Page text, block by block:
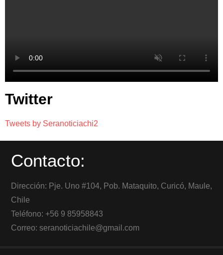
Twitter
Tweets by Seranoticiachi2
Contacto:
Dirección: Pje. Uno #104, Pob. Mataquito, Curicó, Maule,
Chile
Teléfono: +56 9 85958843
Correo: seranoticiachile@gmail.com